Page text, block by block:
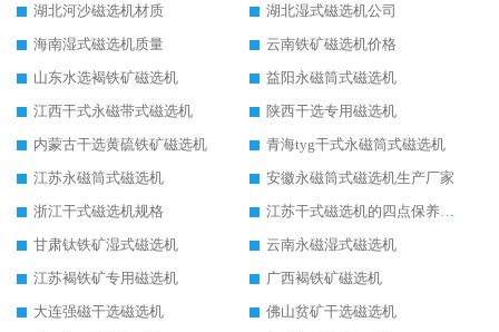
湖北河沙磁选机材质
湖北湿式磁选机公司
海南湿式磁选机质量
云南铁矿磁选机价格
山东水选褐铁矿磁选机
益阳永磁筒式磁选机
江西干式永磁带式磁选机
陕西干选专用磁选机
内蒙古干选黄硫铁矿磁选机
青海tyg干式永磁筒式磁选机
江苏永磁筒式磁选机
安徽永磁筒式磁选机生产厂家
浙江干式磁选机规格
江苏干式磁选机的四点保养秘籍
甘肃钛铁矿湿式磁选机
云南永磁湿式磁选机
江苏褐铁矿专用磁选机
广西褐铁矿磁选机
大连强磁干选磁选机
佛山贫矿干选磁选机